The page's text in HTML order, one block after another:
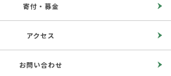
寄付・募金
アクセス
お問い合わせ